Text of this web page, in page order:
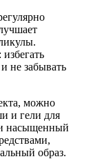
не забывать
можно
и гели для
насыщенный
образ.